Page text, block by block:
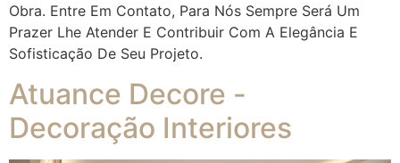
Obra. Entre Em Contato, Para Nós Sempre Será Um
Prazer Lhe Atender E Contribuir Com A Elegância E
Sofisticação De Seu Projeto.
Atuance Decore -
Decoração Interiores